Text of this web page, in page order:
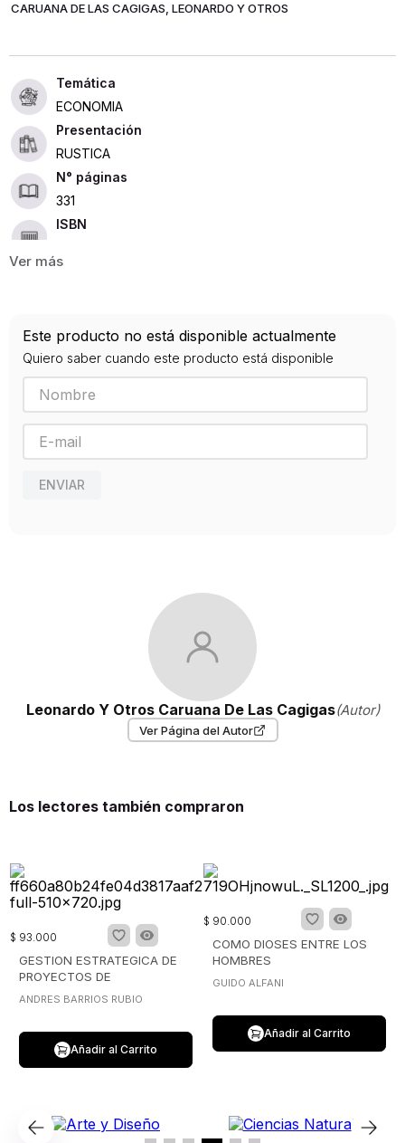
CARUANA DE LAS CAGIGAS, LEONARDO Y OTROS
ECONOMIA
Presentación
RUSTICA
331
ISBN
Editorial
2015
Este producto no está disponible actualmente
Quiero saber cuando este producto está disponible
ENVIAR
Leonardo Y Otros Caruana De Las Cagigas(Autor)
Ver Página del Autor
Los lectores también compraron
$ 93.000
GESTION ESTRATEGICA DE
PROYECTOS DE
COMUNICACION
ANDRES BARRIOS RUBIO
Añadir al Carrito
$ 90.000
COMO DIOSES ENTRE LOS
HOMBRES
GUIDO ALFANI
Añadir al Carrito